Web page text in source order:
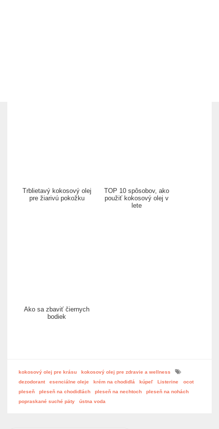
Trblietavý kokosový olej
pre žiarivú pokožku
TOP 10 spôsobov, ako
použiť kokosový olej v
lete
Ako sa zbaviť čiernych
bodiek
kokosový olej pre krásu
kokosový olej pre zdravie a wellness
dezodorant
esenciálne oleje krém na chodidlá kúpeľ Listerine
ocot
pleseň
pleseň na chodidlách pleseň na nechtoch
pleseň na nohách
popraskané suché päty
ústna voda